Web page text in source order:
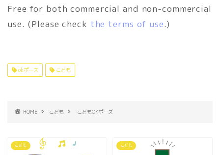
Free for both commercial and non-commercial
use. (Please check the terms of use.)
okポーズ こども
HOME こども こどもOKポーズ
こども こども